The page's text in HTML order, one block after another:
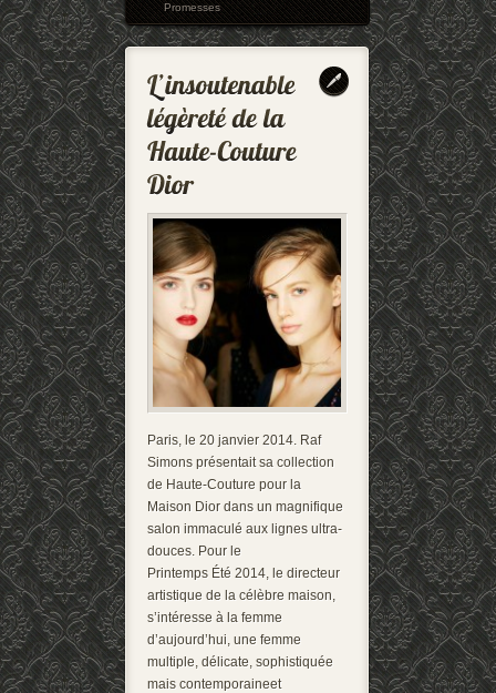
Promesses
Paris, le 20 janvier 2014. Raf
Simons présentait sa collection
de Haute-Couture pour la
Maison Dior dans un magnifique
salon immaculé aux lignes ultra-
douces. Pour le
Printemps Été 2014, le directeur
artistique de la célèbre maison,
s’intéresse à la femme
d’aujourd’hui, une femme
multiple, délicate, sophistiquée
mais contemporaineet